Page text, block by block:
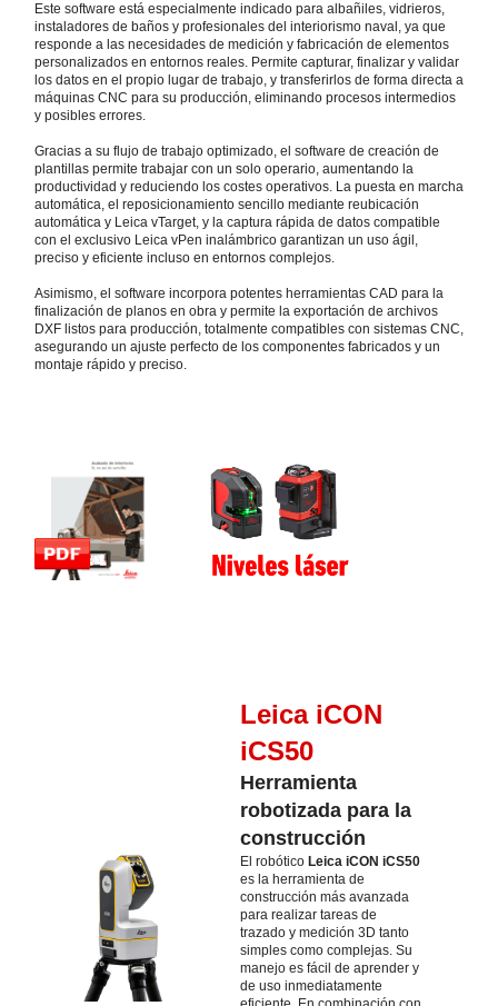
Este software está especialmente indicado para albañiles, vidrieros,
instaladores de baños y profesionales del interiorismo naval, ya que
responde a las necesidades de medición y fabricación de elementos
personalizados en entornos reales. Permite capturar, finalizar y validar
los datos en el propio lugar de trabajo, y transferirlos de forma directa a
máquinas CNC para su producción, eliminando procesos intermedios
y posibles errores.
Gracias a su flujo de trabajo optimizado, el software de creación de
plantillas permite trabajar con un solo operario, aumentando la
productividad y reduciendo los costes operativos. La puesta en marcha
automática, el reposicionamiento sencillo mediante reubicación
automática y Leica vTarget, y la captura rápida de datos compatible
con el exclusivo Leica vPen inalámbrico garantizan un uso ágil,
preciso y eficiente incluso en entornos complejos.
Asimismo, el software incorpora potentes herramientas CAD para la
finalización de planos en obra y permite la exportación de archivos
DXF listos para producción, totalmente compatibles con sistemas CNC,
asegurando un ajuste perfecto de los componentes fabricados y un
montaje rápido y preciso.
Leica iCON
iCS50
Herramienta
robotizada para la
construcción
El robótico Leica iCON iCS50
es la herramienta de
construcción más avanzada
para realizar tareas de
trazado y medición 3D tanto
simples como complejas. Su
manejo es fácil de aprender y
de uso inmediatamente